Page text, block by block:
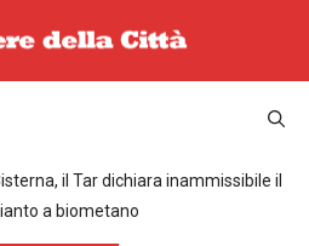
il Tar dichiara inammissibile il
a biometano